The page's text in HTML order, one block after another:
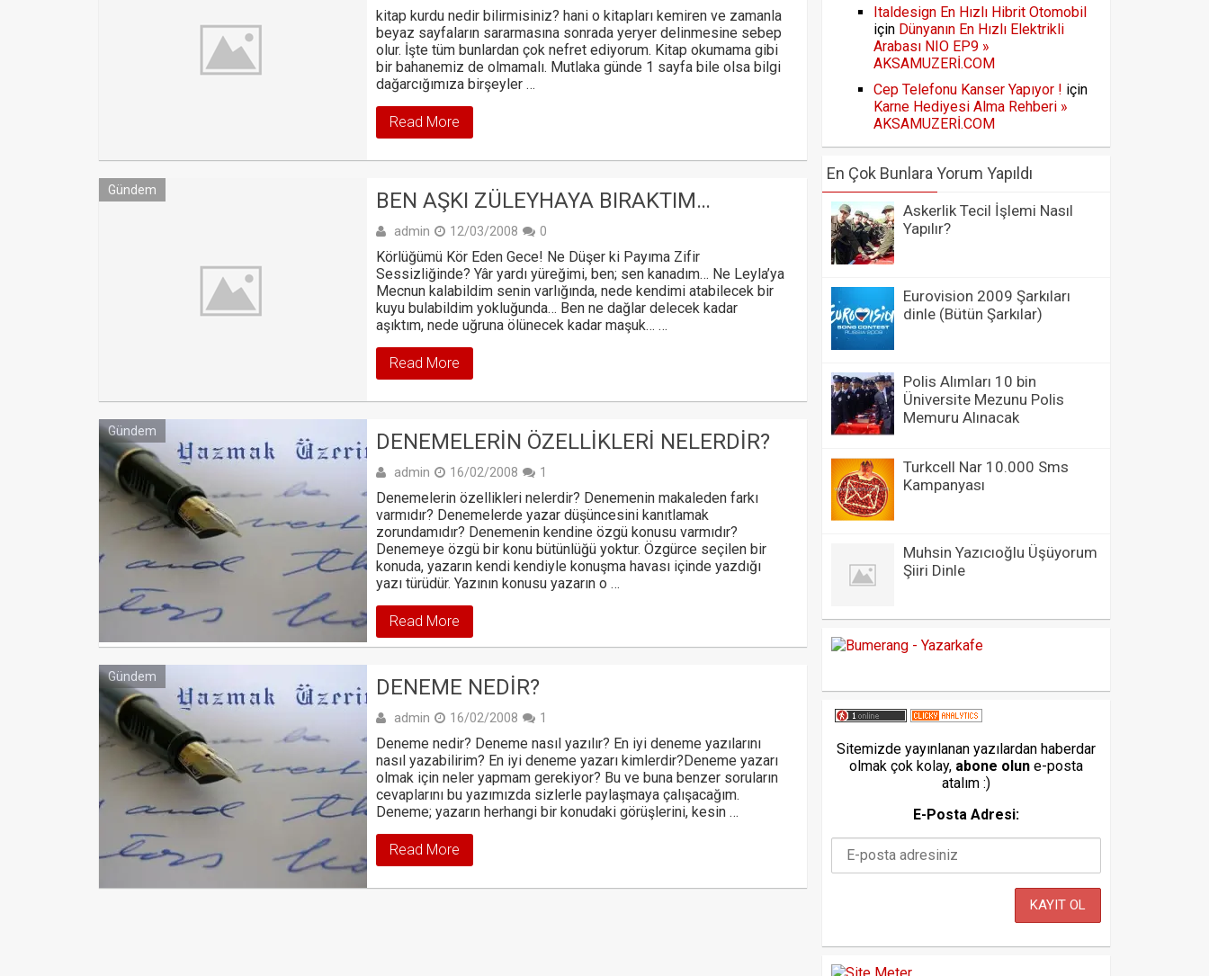
kitap kurdu nedir bilirmisiniz? hani o kitapları kemiren ve zamanla
beyaz sayfaların sararmasına sonrada yeryer delinmesine sebep
olur. İşte tüm bunlardan çok nefret ediyorum. Kitap okumama gibi
bir bahanemiz de olmamalı. Mutlaka günde 1 sayfa bile olsa bilgi
dağarcığımıza birşeyler …
Read More
Gündem BEN AŞKI ZÜLEYHAYA BIRAKTIM…
admin 12/03/2008 0
Körlüğümü Kör Eden Gece! Ne Düşer ki Payıma Zifir
Sessizliğinde? Yâr yardı yüreğimi, ben; sen kanadım… Ne Leyla’ya
Mecnun kalabildim senin varlığında, nede kendimi atabilecek bir
kuyu bulabildim yokluğunda… Ben ne dağlar delecek kadar
aşıktım, nede uğruna ölünecek kadar maşuk… …
Read More
Gündem DENEMELERIN ÖZELLIKLERI NELERDIR?
admin 16/02/2008 1
Denemelerin özellikleri nelerdir? Denemenin makaleden farkı
varmıdır? Denemelerde yazar düşüncesini kanıtlamak
zorundamıdır? Denemenin kendine özgü konusu varmıdır?
Denemeye özgü bir konu bütünlüğü yoktur. Özgürce seçilen bir
konuda, yazarın kendi kendiyle konuşma havası içinde yazdığı
yazı türüdür. Yazının konusu yazarın o …
Read More
Gündem DENEME NEDIR?
admin 16/02/2008 1
Deneme nedir? Deneme nasıl yazılır? En iyi deneme yazılarını
nasıl yazabilirim? En iyi deneme yazarı kimlerdir?Deneme yazarı
olmak için neler yapmam gerekiyor? Bu ve buna benzer soruların
cevaplarını bu yazımızda sizlerle paylaşmaya çalışacağım.
Deneme; yazarın herhangi bir konudaki görüşlerini, kesin …
Read More
Italdesign En Hızlı Hibrit Otomobil
için Dünyanın En Hızlı Elektrikli
Arabası NIO EP9 »
AKSAMUZERİ.COM
Cep Telefonu Kanser Yapıyor ! için
Karne Hediyesi Alma Rehberi »
AKSAMUZERİ.COM
En Çok Bunlara Yorum Yapıldı
Askerlik Tecil İşlemi Nasıl
Yapılır?
Eurovision 2009 Şarkıları
dinle (Bütün Şarkılar)
Polis Alımları 10 bin
Üniversite Mezunu Polis
Memuru Alınacak
Turkcell Nar 10.000 Sms
Kampanyası
Muhsin Yazıcıoğlu Üşüyorum
Şiiri Dinle
Sitemizde yayınlanan yazılardan haberdar
olmak çok kolay, abone olun e-posta
atalım :)
E-Posta Adresi: